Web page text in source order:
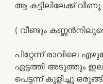
ആ കട്ടിലിലേക്ക് വീണു
( വീണ്ടും
പിറ്റേന്ന് രാവിലെ
ഏട്ടത്തി അടുത്തും
പെട്ടന്ന് കുളിച്ചു